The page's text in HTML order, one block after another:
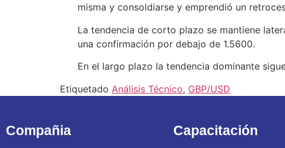
misma y consoldiarse y emprendió un
La tendencia de corto plazo se mantiene
una confirmación por debajo de 1.5600.
En el largo plazo la tendencia dominante
Etiquetado Análisis Técnico, GBP/USD
Compañia Capacitación